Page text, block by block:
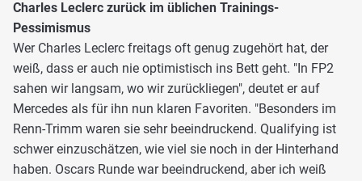
Charles Leclerc zurück im üblichen Trainings-
Pessimismus
Wer Charles Leclerc freitags oft genug zugehört hat, der
weiß, dass er auch nie optimistisch ins Bett geht. "In FP2
sahen wir langsam, wo wir zurückliegen", deutet er auf
Mercedes als für ihn nun klaren Favoriten. "Besonders im
Renn-Trimm waren sie sehr beeindruckend. Qualifying ist
schwer einzuschätzen, wie viel sie noch in der Hinterhand
haben. Oscars Runde war beeindruckend, aber ich weiß